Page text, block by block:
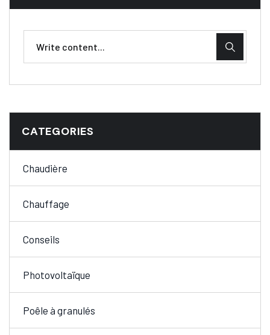
CATEGORIES
Chaudière
Chauffage
Conseils
Photovoltaïque
Poêle à granulés